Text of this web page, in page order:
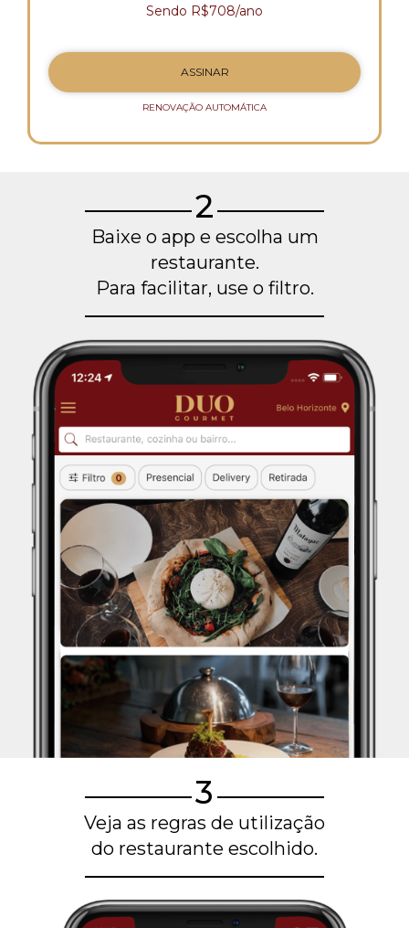
Sendo R$708/ano
ASSINAR
RENOVAÇÃO AUTOMÁTICA
2
Baixe o app e escolha um
restaurante.
Para facilitar, use o filtro.
3
Veja as regras de utilização
do restaurante escolhido.